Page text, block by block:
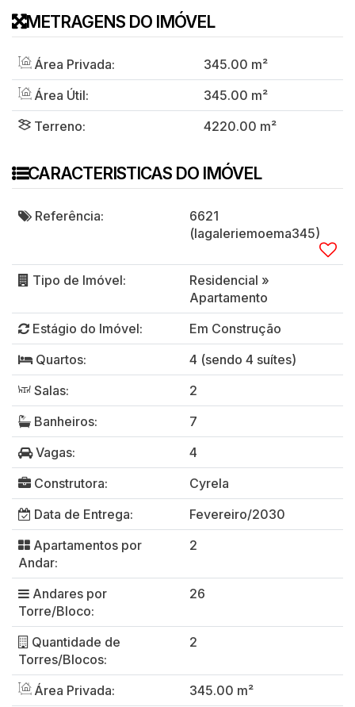
METRAGENS DO IMÓVEL
Área Privada: 345.00 m²
Área Útil:
345.00 m²
Terreno:
4220.00 m²
CARACTERISTICAS DO IMÓVEL
Referência:
6621
(lagaleriemoema345)
Tipo de Imóvel: Residencial »
Apartamento
Estágio do Imóvel:
Em Construção
Quartos:
4 (sendo 4 suítes)
Salas:
2
Banheiros:
7
Vagas:
4
Construtora:
Cyrela
Data de Entrega:
Fevereiro/2030
Apartamentos por
Andar:
2
Andares por
Torre/Bloco:
26
Quantidade de
Torres/Blocos:
2
Área Privada:
345.00 m²